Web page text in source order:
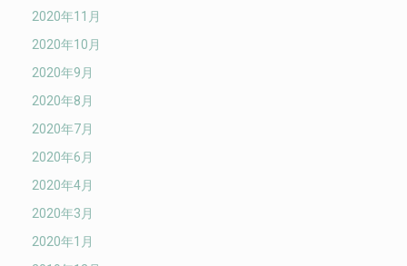
2020年11月
2020年10月
2020年9月
2020年8月
2020年7月
2020年6月
2020年4月
2020年3月
2020年1月